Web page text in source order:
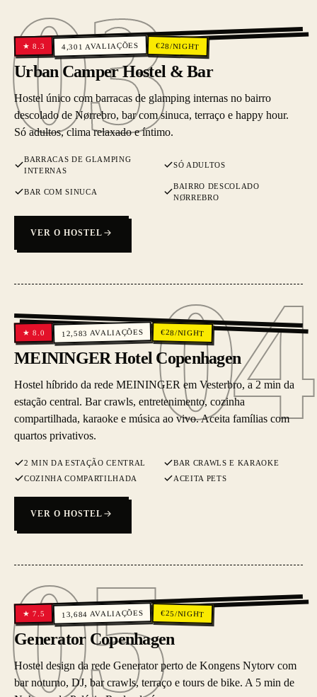
03
03
★8.3 4,301 AVALIAÇÕES €28/NIGHT
Urban Camper Hostel & Bar
Hostel único com barracas de glamping internas no bairro
descolado de Nørrebro, bar com sinuca, terraço e happy hour.
Só adultos, clima relaxado e íntimo.
BARRACAS DE GLAMPING
INTERNAS
SÓ ADULTOS
BAR COM SINUCA
BAIRRO DESCOLADO
NØRREBRO
VER O HOSTEL
04
04
★8.0 12,583 AVALIAÇÕES €28/NIGHT
MEININGER Hotel Copenhagen
Hostel híbrido da rede MEININGER em Vesterbro, a 2 min da
estação central. Bar crawls, entretenimento, cozinha
compartilhada, karaoke e música ao vivo. Aceita famílias com
quartos privativos.
2 MIN DA ESTAÇÃO CENTRAL
BAR CRAWLS E KARAOKE
COZINHA COMPARTILHADA
ACEITA PETS
VER O HOSTEL
05
05
★7.5 13,684 AVALIAÇÕES €25/NIGHT
Generator Copenhagen
Hostel design da rede Generator perto de Kongens Nytorv com
bar noturno, DJ, bar crawls, terraço e tours de bike. A 5 min de